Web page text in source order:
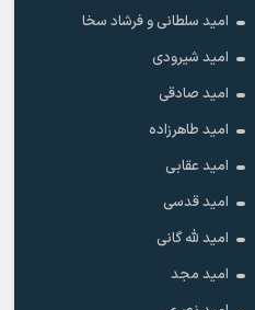
امید سلطانی و فرشاد سخا
امید شیرودی
امید صادقی
امید طاهرزاده
امید عقابی
امید قدسی
امید لله گانی
امید مجد